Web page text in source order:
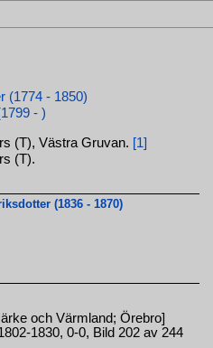
(1774 - 1850)
- )
(T), Västra Gruvan. [1]
(T).
(1836 - 1870)
och Värmland; Örebro]
1830, 0-0, Bild 202 av 244